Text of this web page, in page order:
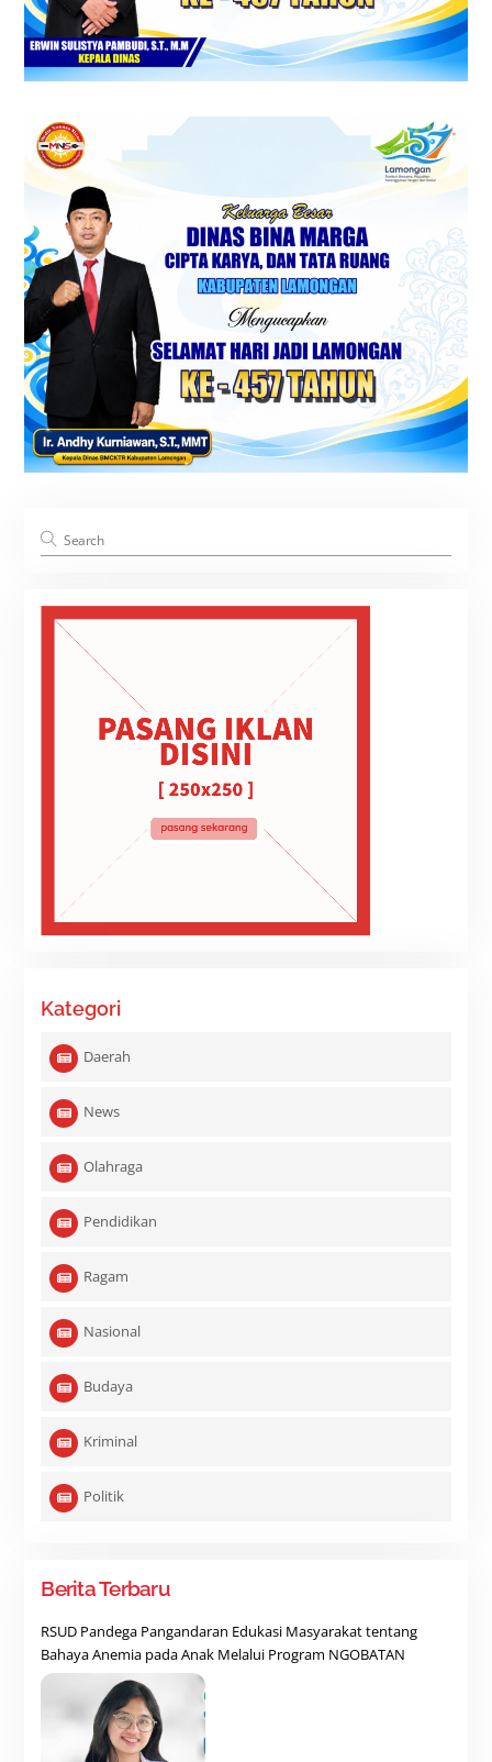
Kategori
Daerah
News
Olahraga
Pendidikan
Ragam
Nasional
Budaya
Kriminal
Politik
Berita Terbaru
RSUD Pandega Pangandaran Edukasi Masyarakat tentang
Bahaya Anemia pada Anak Melalui Program NGOBATAN